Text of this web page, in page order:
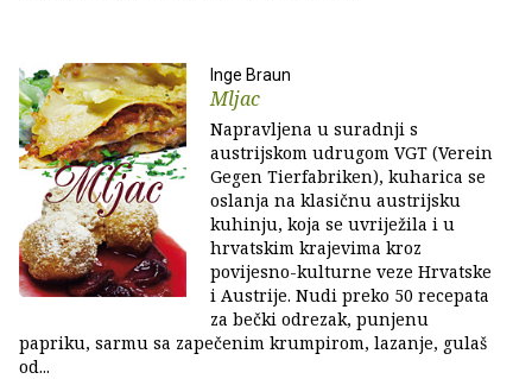
Inge Braun
Mljac
Napravljena u suradnji s
austrijskom udrugom VGT (Verein
Gegen Tierfabriken), kuharica se
oslanja na klasičnu austrijsku
kuhinju, koja se uvriježila i u
hrvatskim krajevima kroz
povijesno-kulturne veze Hrvatske
i Austrije. Nudi preko 50 recepata
za bečki odrezak, punjenu
papriku, sarmu sa zapečenim krumpirom, lazanje, gulaš
od...